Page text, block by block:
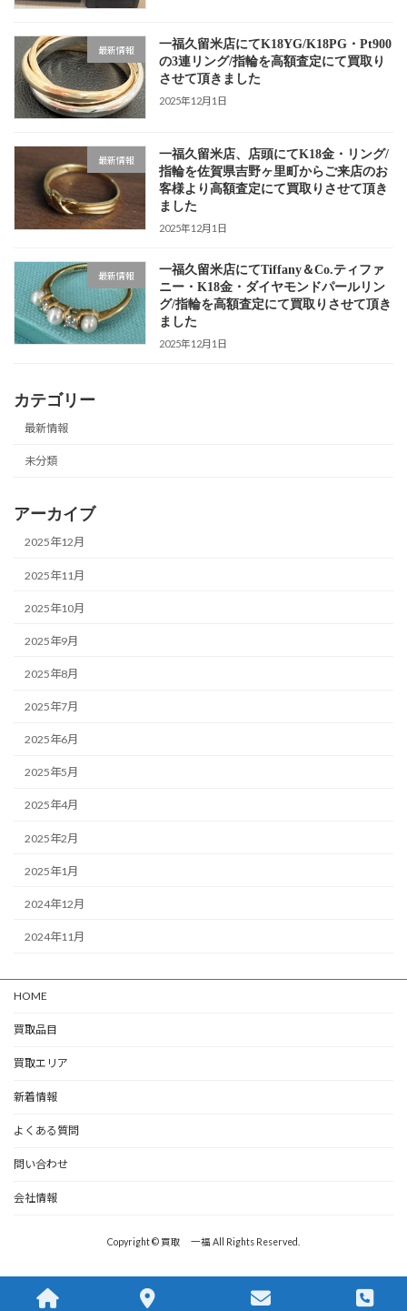
最新情報
一福久留米店にてK18YG/K18PG・Pt900
の3連リング/指輪を高額査定にて買取り
させて頂きました
2025年12月1日
最新情報
一福久留米店、店頭にてK18金・リング/
指輪を佐賀県吉野ヶ里町からご来店のお
客様より高額査定にて買取りさせて頂き
ました
2025年12月1日
最新情報
一福久留米店にてTiffany＆Co.ティファ
ニー・K18金・ダイヤモンドパールリン
グ/指輪を高額査定にて買取りさせて頂き
ました
2025年12月1日
カテゴリー
最新情報
未分類
アーカイブ
2025年12月
2025年11月
2025年10月
2025年9月
2025年8月
2025年7月
2025年6月
2025年5月
2025年4月
2025年2月
2025年1月
2024年12月
2024年11月
HOME
買取品目
買取エリア
新着情報
よくある質問
問い合わせ
会社情報
Copyright © 買取 一福 All Rights Reserved.